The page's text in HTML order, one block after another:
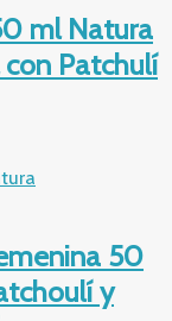
ml Natura
con Patchulí
50
y